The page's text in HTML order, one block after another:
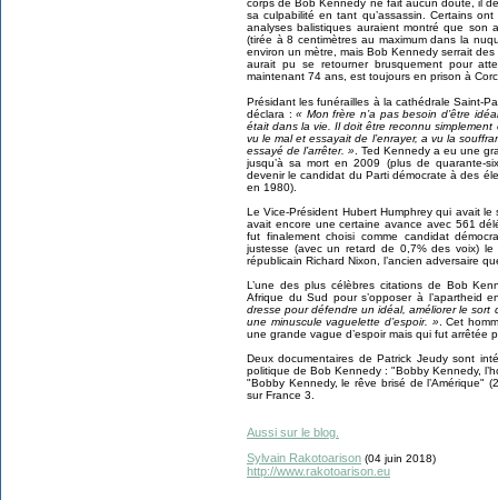
corps de Bob Kennedy ne fait aucun doute, il
sa culpabilité en tant qu’assassin. Certains
analyses balistiques auraient montré que son
(tirée à 8 centimètres au maximum dans la
environ un mètre, mais Bob Kennedy serrait
aurait pu se retourner brusquement pour
maintenant 74 ans, est toujours en prison à
Présidant les funérailles à la cathédrale Saint-
déclara :« Mon frère n’a pas besoin d’être
était dans la vie. Il doit être reconnu
vu le mal et essayait de l’enrayer, a vu la
essayé de l’arrêter. » . Ted Kennedy a eu une
jusqu’à sa mort en 2009 (plus de quarante-
devenir le candidat du Parti démocrate à des
en 1980).
Le Vice-Président Hubert Humphrey qui avait
avait encore une certaine avance avec 561
fut finalement choisi comme candidat
justesse (avec un retard de 0,7% des voix) le
républicain Richard Nixon, l’ancien adversaire
L’une des plus célèbres citations de Bob
Afrique du Sud pour s’opposer à l’apartheid
dresse pour défendre un idéal, améliorer le
une minuscule vaguelette d’espoir. » . Cet
une grande vague d’espoir mais qui fut arrêtée
Deux documentaires de Patrick Jeudy sont
politique de Bob Kennedy : "Bobby Kennedy,
"Bobby Kennedy, le rêve brisé de l’Amérique"
sur France 3.
Aussi sur le blog.
Sylvain Rakotoarison (04 juin 2018)
http://www.rakotoarison.eu